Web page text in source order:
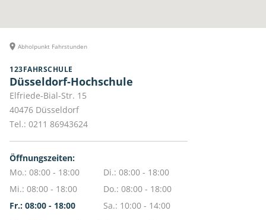
Abholpunkt Fahrstunden
123FAHRSCHULE
Düsseldorf-Hochschule
Elfriede-Bial-Str. 15
40476 Düsseldorf
Tel.: 0211 86943624
Öffnungszeiten:
Mo.: 08:00 - 18:00
Di.: 08:00 - 18:00
Mi.: 08:00 - 18:00
Do.: 08:00 - 18:00
Fr.: 08:00 - 18:00
Sa.: 10:00 - 14:00